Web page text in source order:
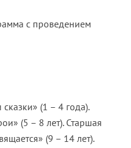
с проведением
(1 – 4 года).
(5 – 8 лет). Старшая
(9 – 14 лет).